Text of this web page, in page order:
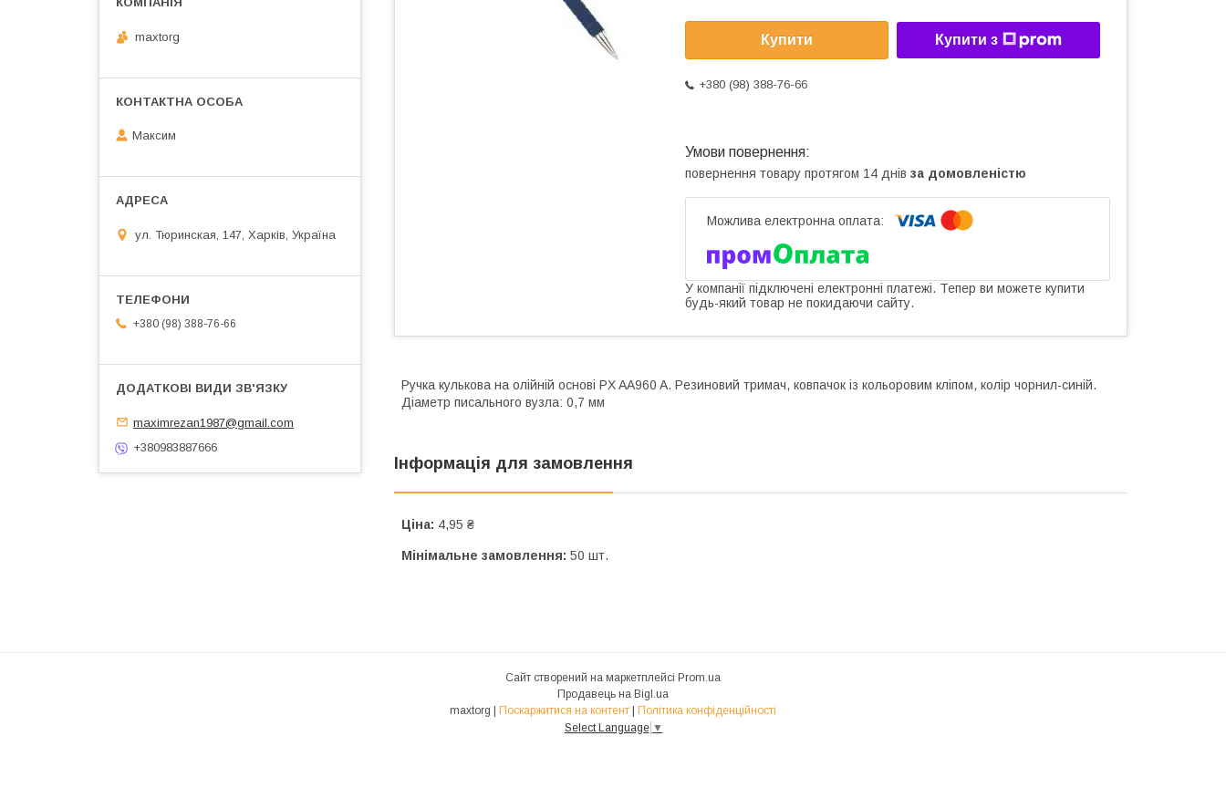
Купити Купити з
+380 (98) 388-76-66
повернення товару протягом 14 днів за домовленістю
У компанії підключені електронні платежі. Тепер ви можете купити
будь-який товар не покидаючи сайту.
Ручка кулькова на олійній основі PX AA960 A. Pезиновий тримач, ковпачок із кольоровим кліпом, колір чорнил-синій.
Діаметр писального вузла: 0,7 мм
Інформація для замовлення
Ціна: 4,95 ₴
Мінімальне замовлення: 50 шт.
maxtorg
Максим
ул. Тюринская, 147, Харків, Україна
+380 (98) 388-76-66
maximrezan1987@gmail.com
+380983887666
Сайт створений на маркетплейсі Prom.ua
Продавець на Bigl.ua
maxtorg | Поскаржитися на контент | Політика конфіденційності
Select Language ▼